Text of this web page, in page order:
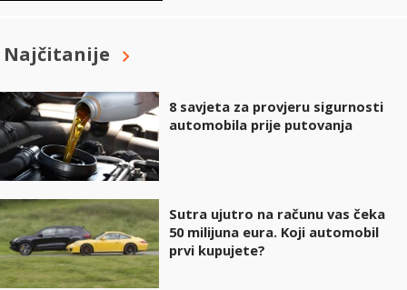
Najčitanije
8 savjeta za provjeru sigurnosti
automobila prije putovanja
Sutra ujutro na računu vas čeka
50 milijuna eura. Koji automobil
prvi kupujete?